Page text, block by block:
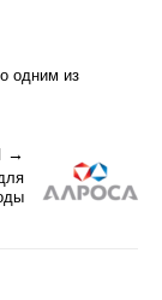
одним из